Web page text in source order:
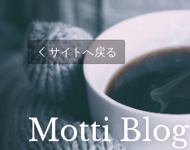
サイトへ戻る
Motti Blog